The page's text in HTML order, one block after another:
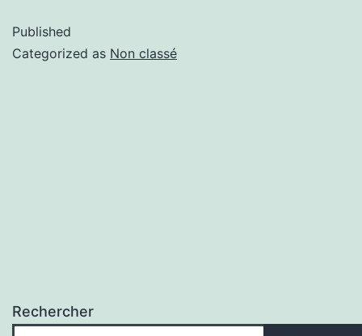
Published
Categorized as Non classé
Rechercher